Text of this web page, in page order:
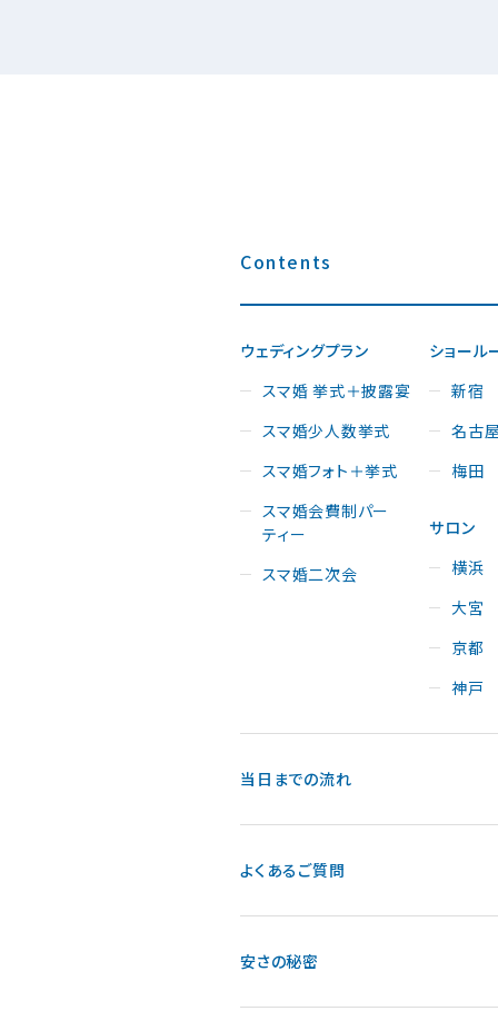
Contents
ウェディングプラン
スマ婚 挙式＋披露宴
スマ婚少人数挙式
スマ婚フォト＋挙式
スマ婚会費制パー
ティー
スマ婚二次会
ショール
新宿
名古
梅田
サロン
横浜
大宮
京都
神戸
当日までの流れ
よくあるご質問
安さの秘密